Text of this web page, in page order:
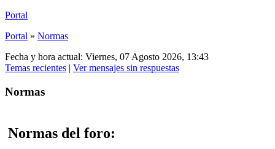
Portal
Portal » Normas
Fecha y hora actual: Viernes, 07 Agosto 2026, 13:43
Temas recientes | Ver mensajes sin respuestas
Normas
Normas del foro: